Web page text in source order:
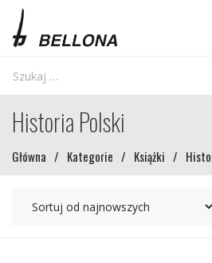
Historia Polski
Główna / Kategorie / Książki /